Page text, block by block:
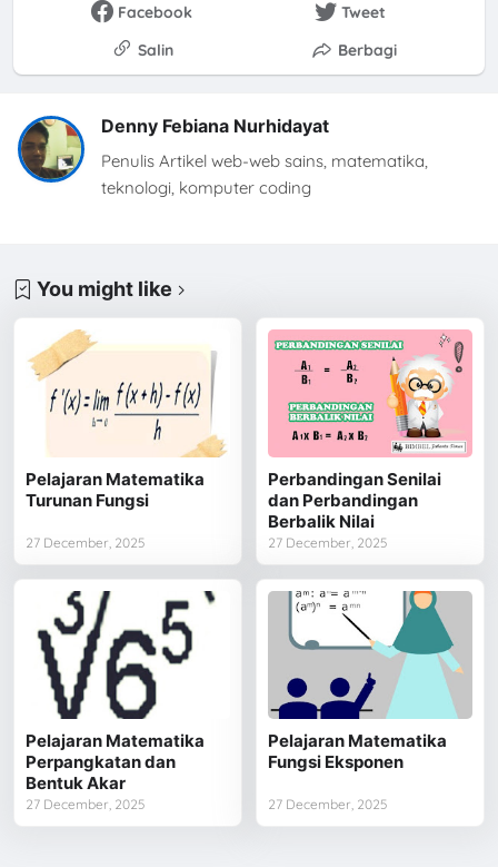
Facebook
Tweet
Salin
Berbagi
Denny Febiana Nurhidayat
Penulis Artikel web-web sains, matematika,
teknologi, komputer coding
You might like
Pelajaran Matematika
Turunan Fungsi
27 December, 2025
Perbandingan Senilai
dan Perbandingan
Berbalik Nilai
27 December, 2025
Pelajaran Matematika
Perpangkatan dan
Bentuk Akar
27 December, 2025
Pelajaran Matematika
Fungsi Eksponen
27 December, 2025